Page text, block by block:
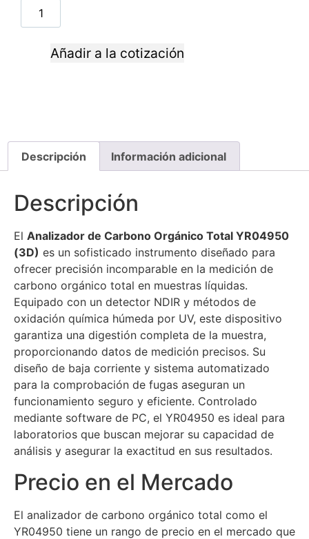
Añadir a la cotización
Descripción Información adicional
Descripción
El Analizador de Carbono Orgánico Total YR04950
(3D) es un sofisticado instrumento diseñado para
ofrecer precisión incomparable en la medición de
carbono orgánico total en muestras líquidas.
Equipado con un detector NDIR y métodos de
oxidación química húmeda por UV, este dispositivo
garantiza una digestión completa de la muestra,
proporcionando datos de medición precisos. Su
diseño de baja corriente y sistema automatizado
para la comprobación de fugas aseguran un
funcionamiento seguro y eficiente. Controlado
mediante software de PC, el YR04950 es ideal para
laboratorios que buscan mejorar su capacidad de
análisis y asegurar la exactitud en sus resultados.
Precio en el Mercado
El analizador de carbono orgánico total como el
YR04950 tiene un rango de precio en el mercado que